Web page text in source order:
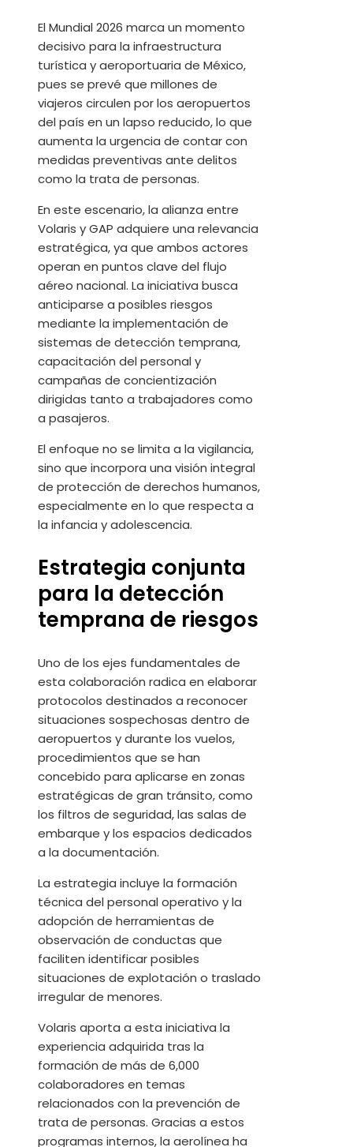
El Mundial 2026 marca un momento
decisivo para la infraestructura
turística y aeroportuaria de México,
pues se prevé que millones de
viajeros circulen por los aeropuertos
del país en un lapso reducido, lo que
aumenta la urgencia de contar con
medidas preventivas ante delitos
como la trata de personas.
En este escenario, la alianza entre
Volaris y GAP adquiere una relevancia
estratégica, ya que ambos actores
operan en puntos clave del flujo
aéreo nacional. La iniciativa busca
anticiparse a posibles riesgos
mediante la implementación de
sistemas de detección temprana,
capacitación del personal y
campañas de concientización
dirigidas tanto a trabajadores como
a pasajeros.
El enfoque no se limita a la vigilancia,
sino que incorpora una visión integral
de protección de derechos humanos,
especialmente en lo que respecta a
la infancia y adolescencia.
Estrategia conjunta
para la detección
temprana de riesgos
Uno de los ejes fundamentales de
esta colaboración radica en elaborar
protocolos destinados a reconocer
situaciones sospechosas dentro de
aeropuertos y durante los vuelos,
procedimientos que se han
concebido para aplicarse en zonas
estratégicas de gran tránsito, como
los filtros de seguridad, las salas de
embarque y los espacios dedicados
a la documentación.
La estrategia incluye la formación
técnica del personal operativo y la
adopción de herramientas de
observación de conductas que
faciliten identificar posibles
situaciones de explotación o traslado
irregular de menores.
Volaris aporta a esta iniciativa la
experiencia adquirida tras la
formación de más de 6,000
colaboradores en temas
relacionados con la prevención de
trata de personas. Gracias a estos
programas internos, la aerolínea ha